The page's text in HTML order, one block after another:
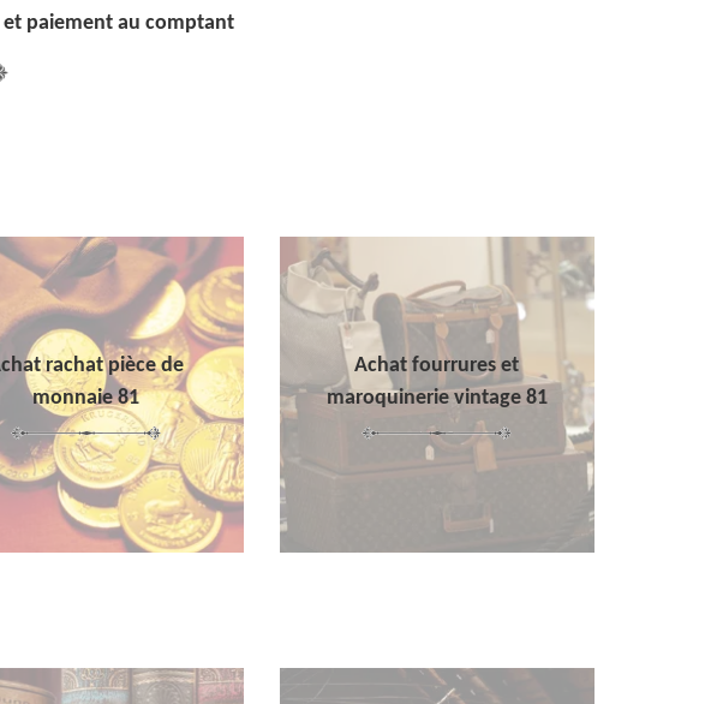
paiement au comptant
rachat pièce de
monnaie 81
Achat fourrures et
maroquinerie vintage 81